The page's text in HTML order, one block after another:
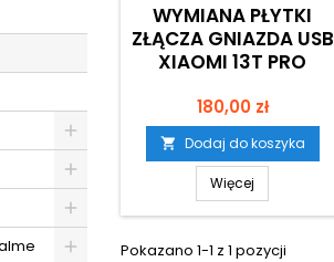
WYMIANA PŁYTKI
ZŁĄCZA GNIAZDA USB
XIAOMI 13T PRO
Cena
180,00 zł
 Dodaj do koszyka
Więcej
Pokazano 1-1 z 1 pozycji